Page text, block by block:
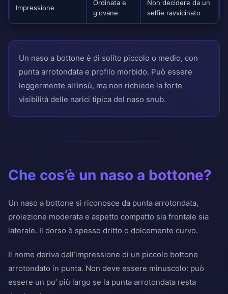
Impressione
Ordinata e
giovane
Non decidere da un
selfie ravvicinato
Un naso a bottone è di solito piccolo o medio, con
punta arrotondata e profilo morbido. Può essere
leggermente all’insù, ma non richiede la forte
visibilità delle narici tipica del naso snub.
Che cos’è un naso a bottone?
Un naso a bottone si riconosce da punta arrotondata,
proiezione moderata e aspetto compatto sia frontale sia
laterale. Il dorso è spesso dritto o dolcemente curvo.
Il nome deriva dall’impressione di un piccolo bottone
arrotondato in punta. Non deve essere minuscolo: può
essere un po’ più largo se la punta arrotondata resta